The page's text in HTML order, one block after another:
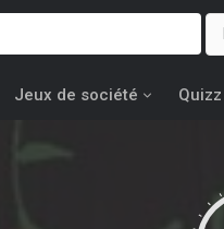
Jeux de société Quizz